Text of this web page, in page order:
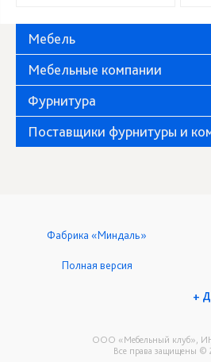
Мебель
Мебельные компании
Фурнитура
Поставщики фурнитуры и
ООО «Мебельный клуб»,
Все права защищены ©
Фабрика «Миндаль»
Полная версия
+